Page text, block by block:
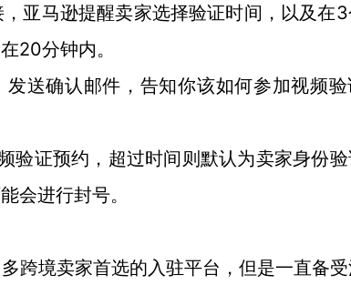
亚马逊提醒卖家选择验证时间，以及在
20分钟内。
发送确认邮件，告知你该如何参加视频
验证预约，超过时间则默认为卖家身份
会进行封号。
跨境卖家首选的入驻平台，但是一直备